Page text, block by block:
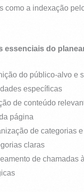
como a indexação
essenciais do
do público-alvo e
específicas
de conteúdo
página
de categorias e
claras
de chamadas